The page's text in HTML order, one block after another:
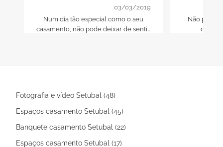
03/03/2019
Num dia tão especial como o seu
casamento, não pode deixar de sentir
Não
Fotografia e vídeo Setubal (48)
Espaços casamento Setubal (45)
Banquete casamento Setubal (22)
Espaços casamento Setubal (17)